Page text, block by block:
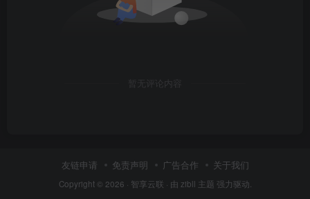
暂无评论内容
友链申请 免责声明 广告合作 关于我们
Copyright © 2026 · 智享云联 · 由 zibll 主题 强力驱动.